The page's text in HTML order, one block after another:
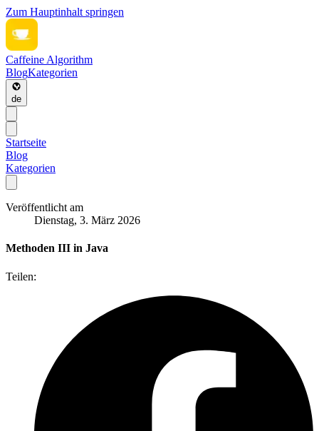
Zum Hauptinhalt springen
Caffeine Algorithm
BlogKategorien
de
Startseite
Blog
Kategorien
Veröffentlicht am
Dienstag, 3. März 2026
Methoden III in Java
Teilen: